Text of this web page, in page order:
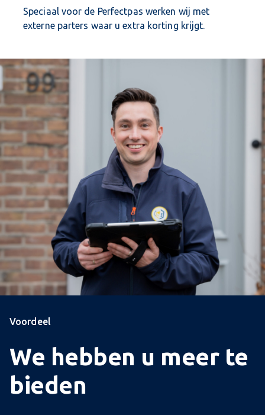
Speciaal voor de Perfectpas werken wij met
externe parters waar u extra korting krijgt.
Voordeel
We hebben u meer te
bieden